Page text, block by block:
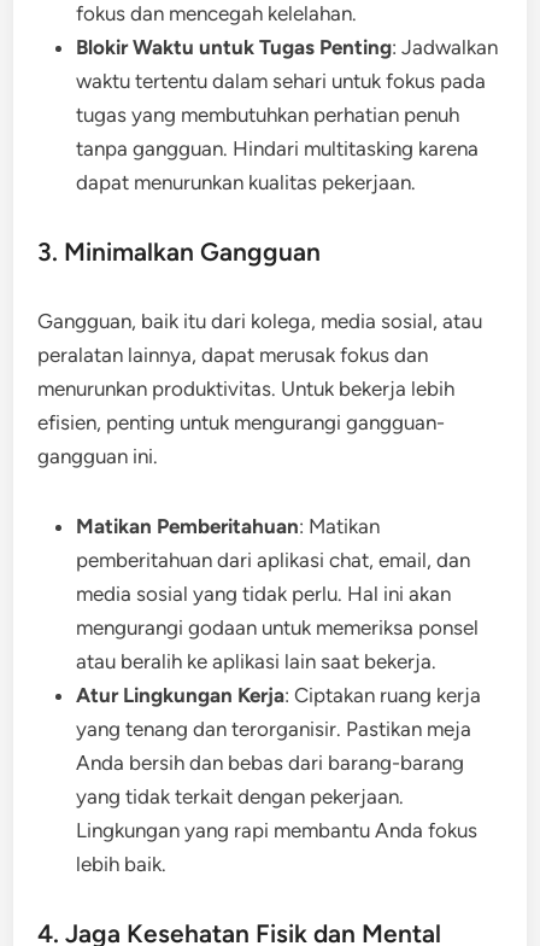
fokus dan mencegah kelelahan.
Blokir Waktu untuk Tugas Penting: Jadwalkan
waktu tertentu dalam sehari untuk fokus pada
tugas yang membutuhkan perhatian penuh
tanpa gangguan. Hindari multitasking karena
dapat menurunkan kualitas pekerjaan.
3. Minimalkan Gangguan
Gangguan, baik itu dari kolega, media sosial, atau
peralatan lainnya, dapat merusak fokus dan
menurunkan produktivitas. Untuk bekerja lebih
efisien, penting untuk mengurangi gangguan-
gangguan ini.
Matikan Pemberitahuan: Matikan
pemberitahuan dari aplikasi chat, email, dan
media sosial yang tidak perlu. Hal ini akan
mengurangi godaan untuk memeriksa ponsel
atau beralih ke aplikasi lain saat bekerja.
Atur Lingkungan Kerja: Ciptakan ruang kerja
yang tenang dan terorganisir. Pastikan meja
Anda bersih dan bebas dari barang-barang
yang tidak terkait dengan pekerjaan.
Lingkungan yang rapi membantu Anda fokus
lebih baik.
4. Jaga Kesehatan Fisik dan Mental